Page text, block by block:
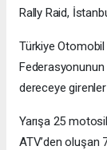
Rally Raid,
Türkiye
dereceye
Yarışa 25
ATV’den oluşan